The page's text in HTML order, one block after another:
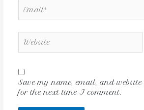
Save my name, email, and
for the next time I comment.